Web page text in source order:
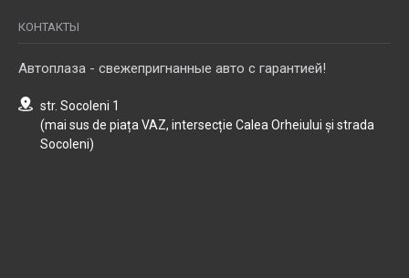
КОНТАКТЫ
Автоплаза - свежепригнанные авто с гарантией!
str. Socoleni 1
(mai sus de piața VAZ, intersecție Calea Orheiului și strada
Socoleni)